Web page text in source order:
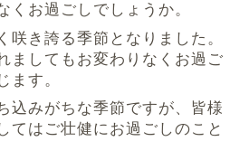
くお過ごしでしょうか。
咲き誇る季節となりました。
ましてもお変わりなくお過ご
ます。
込みがちな季節ですが、皆様
てはご壮健にお過ごしのこと